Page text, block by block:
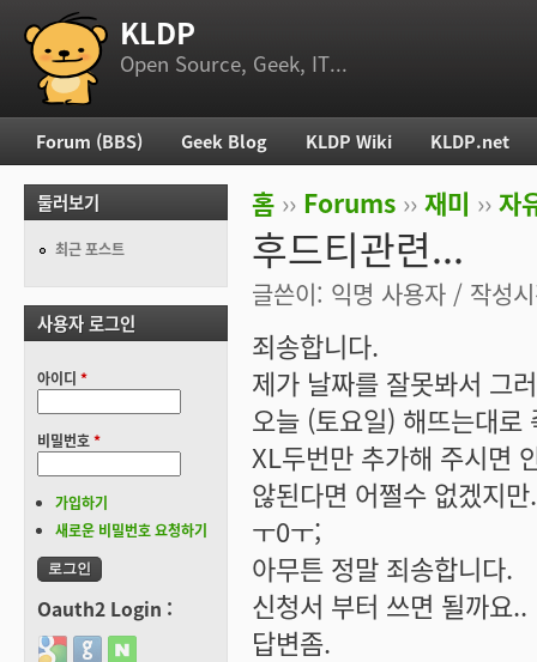
부 메뉴 KLDP
Open Source, Geek, IT...
현재 위치
홈 ›› Forums ›› 재미 ›› 자
후드티관련...
글쓴이: 익명 사용자 / 작성
죄송합니다.
제가 날짜를 잘못봐서 그
오늘 (토요일) 해뜨는대로
XL두번만 추가해 주시면
않된다면 어쩔수 없겠지
ㅜ0ㅜ;
아무튼 정말 죄송합니다.
신청서 부터 쓰면 될까요..
답변좀.
주 메뉴
Forum (BBS) Geek Blog KLDP Wiki KLDP.net
둘러보기
최근 포스트
사용자 로그인
아이디 *
비밀번호*
가입하기
새로운 비밀번호 요청하기
Oauth2 Login :
Login with Google
Login with GitHub
Login with Naver